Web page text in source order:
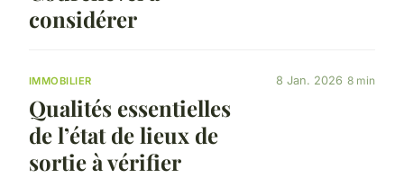
considérer
IMMOBILIER
Qualités essentielles
de l’état de lieux de
sortie à vérifier
8 Jan. 2026 8 min